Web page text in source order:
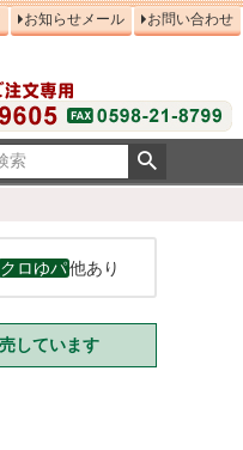
お知らせメール お問い合わせ
クロゆパ他あり
しています